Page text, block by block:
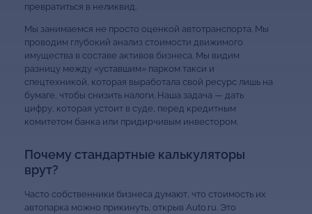
превратиться в неликвид.
Мы занимаемся не просто оценкой автотранспорта. Мы
проводим глубокий анализ стоимости движимого
имущества в составе активов бизнеса. Мы видим
разницу между «уставшим» парком такси и
спецтехникой, которая выработала свой ресурс лишь на
бумаге, чтобы снизить налоги. Наша задача — дать
цифру, которая устоит в суде, перед кредитным
комитетом банка или придирчивым инвестором.
Почему стандартные калькуляторы
врут?
Часто собственники бизнеса думают, что стоимость их
автопарка можно прикинуть, открыв Auto.ru. Это